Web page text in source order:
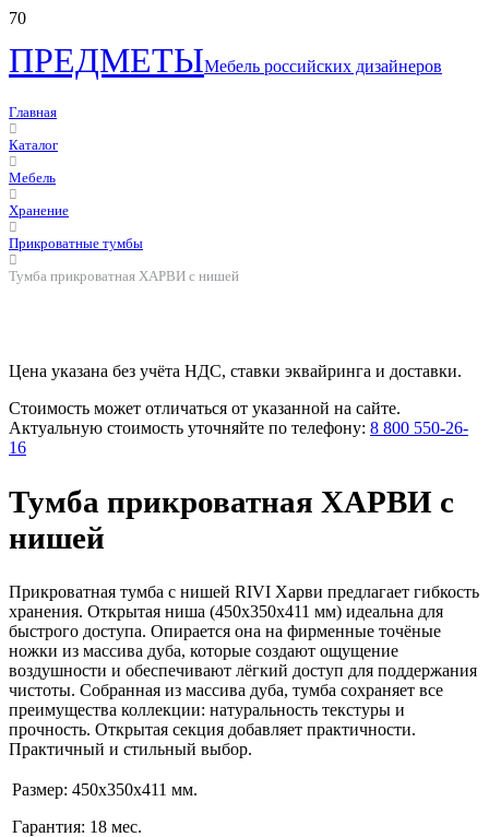
ПРЕДМЕТЫМебель российских дизайнеров
Главная
Каталог
Мебель
Хранение
Прикроватные тумбы
Тумба прикроватная ХАРВИ с нишей
Цена указана без учёта НДС, ставки эквайринга и доставки.
Стоимость может отличаться от указанной на сайте.
Актуальную стоимость уточняйте по телефону: 8 800 550-26-
16
Тумба прикроватная ХАРВИ с
нишей
Прикроватная тумба с нишей RIVI Харви предлагает гибкость
хранения. Открытая ниша (450x350x411 мм) идеальна для
быстрого доступа. Опирается она на фирменные точёные
ножки из массива дуба, которые создают ощущение
воздушности и обеспечивают лёгкий доступ для поддержания
чистоты. Собранная из массива дуба, тумба сохраняет все
преимущества коллекции: натуральность текстуры и
прочность. Открытая секция добавляет практичности.
Практичный и стильный выбор.
Размер: 450x350x411 мм.
Гарантия: 18 мес.